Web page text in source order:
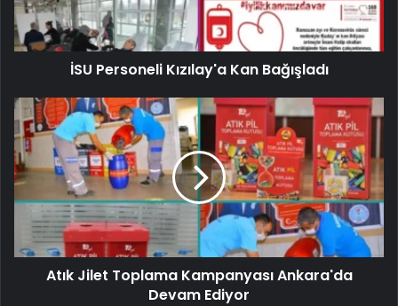
İSU Personeli Kızılay'a Kan Bağışladı
Atık Jilet Toplama Kampanyası Ankara'da
Devam Ediyor